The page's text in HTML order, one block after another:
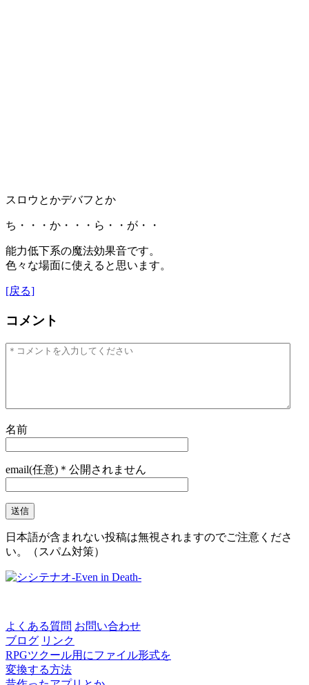
スロウとかデバフとか
ち・・・か・・・ら・・が・・
能力低下系の魔法効果音です。
色々な場面に使えると思います。
[戻る]
コメント
名前
email(任意)＊公開されません
日本語が含まれない投稿は無視されますのでご注意くださ
い。（スパム対策）
よくある質問 お問い合わせ
ブログ リンク
RPGツクール用にファイル形式を
変換する方法